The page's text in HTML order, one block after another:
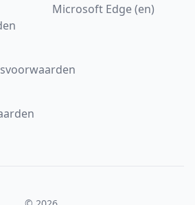
Microsoft Edge (en)